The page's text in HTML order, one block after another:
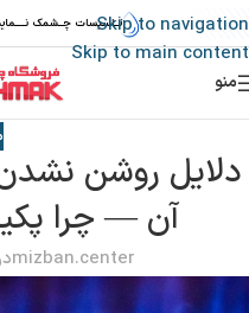
Skip to navigation
Skip to main content
منو
دلایل روشن
آن — چرا
mizban.center